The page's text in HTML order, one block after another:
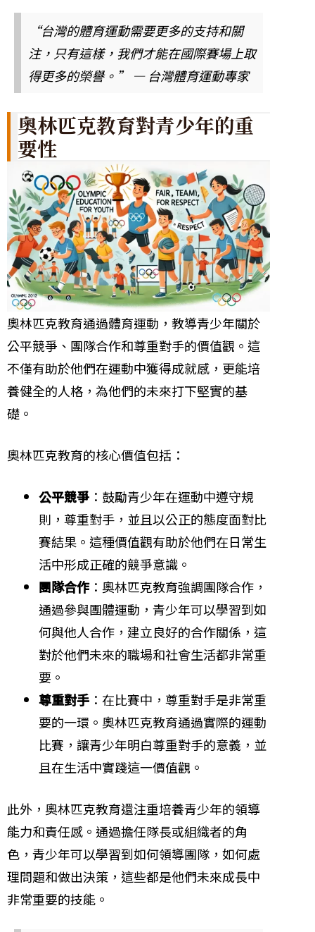
“台灣的體育運動需要更多的支持和關
注，只有這樣，我們才能在國際賽場上取
得更多的榮譽。” — 台灣體育運動專家
奧林匹克教育對青少年的重
要性
奧林匹克教育通過體育運動，教導青少年關於
公平競爭、團隊合作和尊重對手的價值觀。這
不僅有助於他們在運動中獲得成就感，更能培
養健全的人格，為他們的未來打下堅實的基
礎。
奧林匹克教育的核心價值包括：
公平競爭 ：鼓勵青少年在運動中遵守規
則，尊重對手，並且以公正的態度面對比
賽結果。這種價值觀有助於他們在日常生
活中形成正確的競爭意識。
團隊合作：奧林匹克教育強調團隊合作，
通過參與團體運動，青少年可以學習到如
何與他人合作，建立良好的合作關係，這
對於他們未來的職場和社會生活都非常重
要。
尊重對手 ：在比賽中，尊重對手是非常重
要的一環。奧林匹克教育通過實際的運動
比賽，讓青少年明白尊重對手的意義，並
且在生活中實踐這一價值觀。
此外，奧林匹克教育還注重培養青少年的領導
能力和責任感。通過擔任隊長或組織者的角
色，青少年可以學習到如何領導團隊，如何處
理問題和做出決策，這些都是他們未來成長中
非常重要的技能。